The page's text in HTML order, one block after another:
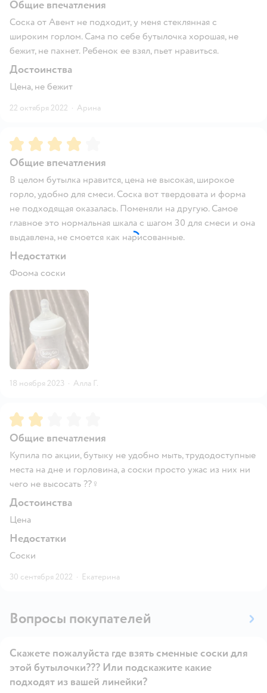
Общие впечатления
Соска от Авент не подходит, у меня стеклянная с
широким горлом. Сама по себе бутылочка хорошая, не
бежит, не пахнет. Ребенок ее взял, пьет нравиться.
Достоинства
Цена, не бежит
22 октября 2022 · Арина
Рейтинг:4
Общие впечатления
В целом бутылка нравится, цена не высокая, широкое
горло, удобно для смеси. Соска вот твердовата и форма
не подходящая оказалась. Поменяли на другую. Самое
главное это нормальная шкала с шагом 30 для смеси и она
выдавлена, не смоется как нарисованные.
Недостатки
Фоома соски
18 ноября 2023 · Алла Г.
Рейтинг:
Общие впечатления
Купила по акции, бутыку не удобно мыть, трудодоступные
места на дне и горловина, а соски просто ужас из них ни
чего не высосать ??‍♀️
Достоинства
Цена
Недостатки
Соски
30 сентября 2022 · Екатерина
Вопросы покупателей
Скажете пожалуйста где взять сменные соски для
этой бутылочки??? Или подскажите какие
подходят из вашей линейки?